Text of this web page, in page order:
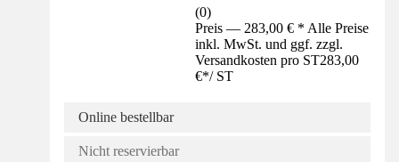
(0)
Preis — 283,00 € * Alle Preise
inkl. MwSt. und ggf. zzgl.
Versandkosten pro ST283,00
€*/ ST
Online bestellbar
Nicht reservierbar